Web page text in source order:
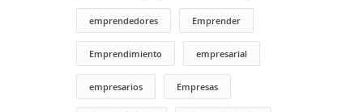
emprendedores Emprender
Emprendimiento empresarial
empresarios Empresas